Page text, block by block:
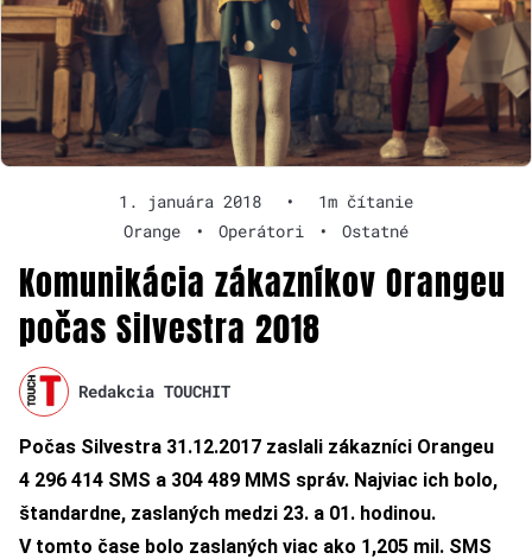
1. januára 2018 •
1m čítanie
Orange
• Operátori • Ostatné
Komunikácia zákazníkov Orangeu
počas Silvestra 2018
Redakcia TOUCHIT
Počas Silvestra 31.12.2017 zaslali zákazníci Orangeu
4 296 414 SMS a 304 489 MMS správ. Najviac ich bolo,
štandardne, zaslaných medzi 23. a 01. hodinou.
V tomto čase bolo zaslaných viac ako 1,205 mil. SMS